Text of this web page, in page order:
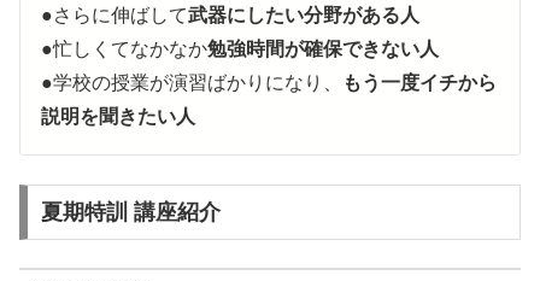
●さらに伸ばして武器にしたい分野がある人
●忙しくてなかなか勉強時間が確保できない人
●学校の授業が演習ばかりになり、
もう一度イチから
説明を聞きたい人
夏期特訓 講座紹介